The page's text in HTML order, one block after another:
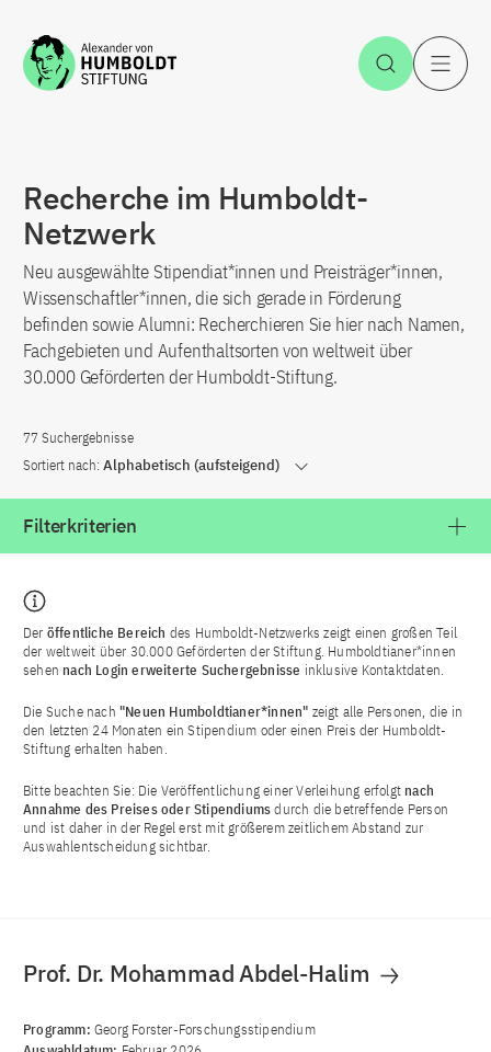
Zum Inhalt springen Suche
Recherche im Humboldt-
Netzwerk
Neu ausgewählte Stipendiat*innen und Preisträger*innen,
Wissenschaftler*innen, die sich gerade in Förderung
befinden sowie Alumni: Recherchieren Sie hier nach Namen,
Fachgebieten und Aufenthaltsorten von weltweit über
30.000 Geförderten der Humboldt-Stiftung.
77 Suchergebnisse
Sortiert nach: Alphabetisch (aufsteigend)
Filterkriterien
Der öffentliche Bereich des Humboldt-Netzwerks zeigt einen großen Teil
der weltweit über 30.000 Geförderten der Stiftung. Humboldtianer*innen
sehen nach Login erweiterte Suchergebnisse inklusive Kontaktdaten.
Die Suche nach "Neuen Humboldtianer*innen" zeigt alle Personen, die in
den letzten 24 Monaten ein Stipendium oder einen Preis der Humboldt-
Stiftung erhalten haben.
Bitte beachten Sie: Die Veröffentlichung einer Verleihung erfolgt nach
Annahme des Preises oder Stipendiumsdurch die betreffende Person
und ist daher in der Regel erst mit größerem zeitlichem Abstand zur
Auswahlentscheidung sichtbar.
Prof. Dr. Mohammad Abdel-Halim
Programm: Georg Forster-Forschungsstipendium